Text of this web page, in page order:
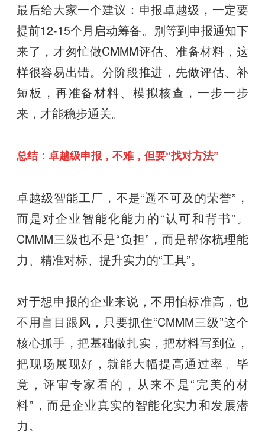
最后给大家一个建议：申报卓越级，一定要
提前12-15个月启动筹备。别等到申报通知下
来了，才匆忙做CMMM评估、准备材料，这
样很容易出错。分阶段推进，先做评估、补
短板，再准备材料、模拟核查，一步一步
来，才能稳步通关。
总结：卓越级申报，不难，但要“找对方法”
卓越级智能工厂，不是“遥不可及的荣誉”，
而是对企业智能化能力的“认可和背书”。
CMMM三级也不是“负担”，而是帮你梳理能
力、精准对标、提升实力的“工具”。
对于想申报的企业来说，不用怕标准高，也
不用盲目跟风，只要抓住“CMMM三级”这个
核心抓手，把基础做扎实，把材料写到位，
把现场展现好，就能大幅提高通过率。毕
竟，评审专家看的，从来不是“完美的材
料”，而是企业真实的智能化实力和发展潜
力。